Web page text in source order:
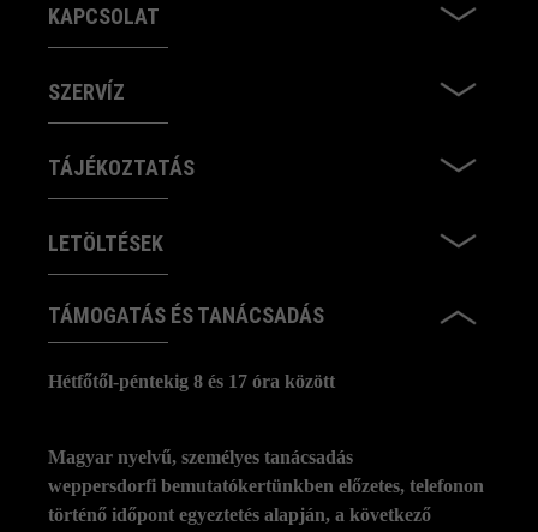
KAPCSOLAT
SZERVÍZ
TÁJÉKOZTATÁS
LETÖLTÉSEK
TÁMOGATÁS ÉS TANÁCSADÁS
Hétfőtől-péntekig 8 és 17 óra között
Magyar nyelvű, személyes tanácsadás
weppersdorfi bemutatókertünkben előzetes, telefonon
történő időpont egyeztetés alapján, a következő